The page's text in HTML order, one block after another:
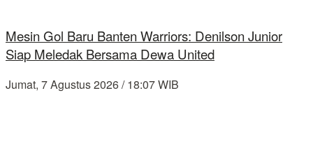
Mesin Gol Baru Banten Warriors: Denilson Junior
Siap Meledak Bersama Dewa United
Jumat, 7 Agustus 2026 / 18:07 WIB